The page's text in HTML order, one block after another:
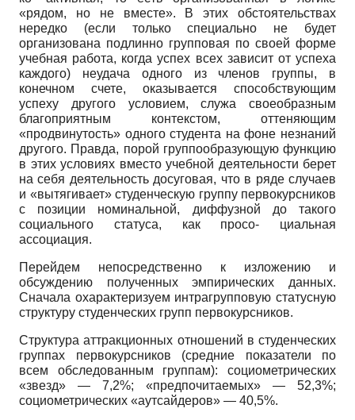
«рядом, но не вместе». В этих обстоятельствах
нередко (если только специально не будет
организована подлинно групповая по своей форме
учебная работа, когда успех всех зависит от успеха
каждого) неудача одного из членов группы, в
конечном счете, оказывается способствующим
успеху другого условием, служа своеобразным
благоприятным контекстом, оттеняющим
«продвинутость» одного студента на фоне незнаний
другого. Правда, порой группообразующую функцию
в этих условиях вместо учебной деятельности берет
на себя деятельность досуговая, что в ряде случаев
и «вытягивает» студенческую группу первокурсников
с позиции номинальной, диффузной до такого
социального статуса, как просо- циальная
ассоциация.
Перейдем непосредственно к изложению и
обсуждению полученных эмпирических данных.
Сначала охарактеризуем интрагрупповую статусную
структуру студенческих групп первокурсников.
Структура аттракционных отношений в студенческих
группах первокурсников (средние показатели по
всем обследованным группам): социометричес­ких
«звезд» — 7,2%; «предпочитаемых» — 52,3%;
социометрических «аутсайдеров» — 40,5%.